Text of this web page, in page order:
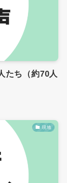
たち（約70人
現地